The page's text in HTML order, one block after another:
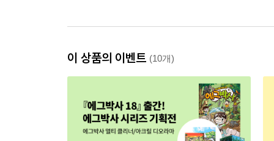
이 상품의 이벤트 (10개)